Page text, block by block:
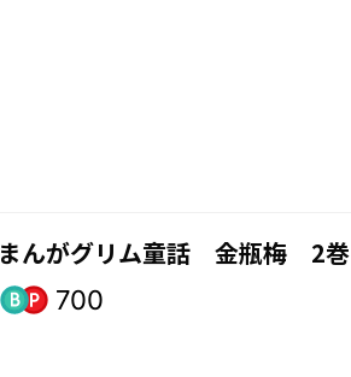
まんがグリム童話 金瓶梅 2巻
700